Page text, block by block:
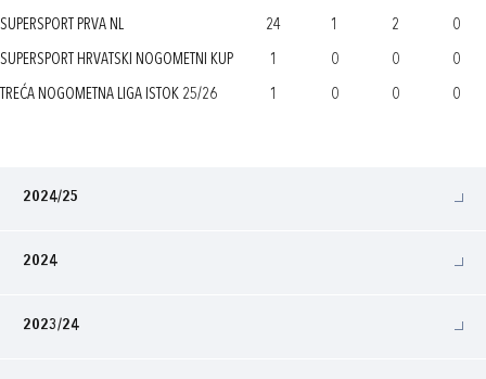
SUPERSPORT PRVA NL 24 1 2 0
SUPERSPORT HRVATSKI NOGOMETNI KUP 1 0 0 0
TREĆA NOGOMETNA LIGA ISTOK 25/26 1 0 0 0
2024/25
2024
2023/24